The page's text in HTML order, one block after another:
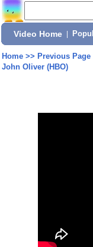
Video Home
Home>> Previous Page
John Oliver (HBO)